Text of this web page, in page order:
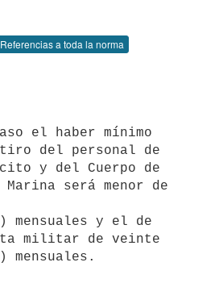
Referencias a toda la norma
del personal de
y del Cuerpo de
será menor de
mensuales y el de
militar de veinte
mensuales.